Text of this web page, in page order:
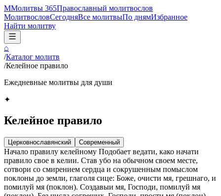
ММолитвы 365Православный молитвослов
МолитвословСегодняВсе молитвыПо днямИзбранное
Найти молитву
⌂
/Каталог молитв
/Келейное правило
Ежедневные молитвы для души
✦
Келейное правило
Церковнославянский Современный
Начало правилу келейному Подобает ведати, како начати
правило свое в келии. Став убо на обычном своем месте,
сотвори со смирением сердца и сокрушенным помыслом
поклоны до земли, глаголя сице: Боже, очисти мя, грешнаго, и
помилуй мя (поклон). Создавыи мя, Господи, помилуй мя